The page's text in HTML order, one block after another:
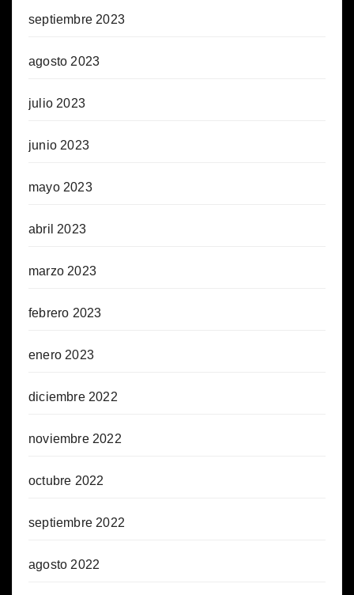
septiembre 2023
agosto 2023
julio 2023
junio 2023
mayo 2023
abril 2023
marzo 2023
febrero 2023
enero 2023
diciembre 2022
noviembre 2022
octubre 2022
septiembre 2022
agosto 2022